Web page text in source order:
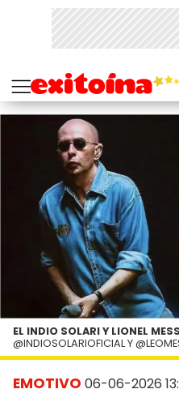
EMOTIVO 06-06-2026
EL INDIO SOLARI Y LIONEL
@INDIOSOLARIOFICIAL Y